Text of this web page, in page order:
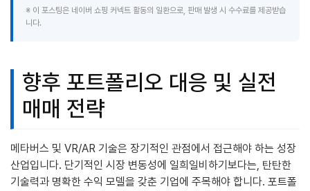
※ 이 포스팅은 네이버 쇼핑 커넥트 활동의 일환으로, 판매 발생 시 수수료를 제공받습
니다.
향후 포트폴리오 대응 및 실전
매매 전략
메타버스 및 VR/AR 기술은 장기적인 관점에서 접근해야 하는 성장
산업입니다. 단기적인 시장 변동성에 일희일비하기보다는, 탄탄한
기술력과 명확한 수익 모델을 갖춘 기업에 주목해야 합니다. 포트폴